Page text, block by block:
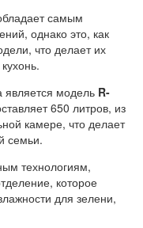
самым
однако это, как
что делает их
является модель R-
650 литров, из
камере, что делает
семьи.
технологиям,
которое
для зелени,